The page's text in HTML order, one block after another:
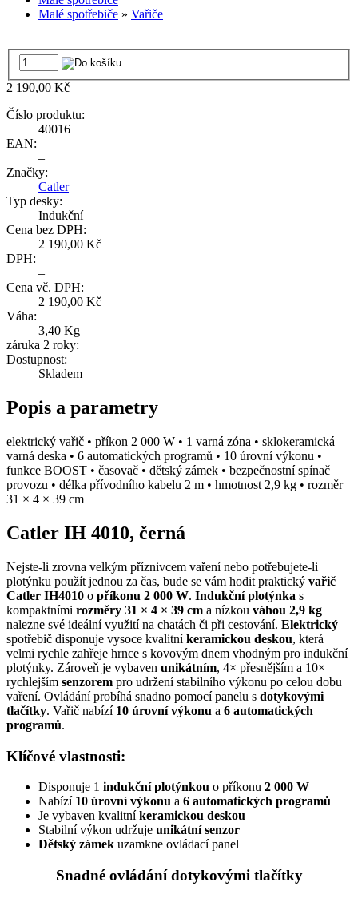
Malé spotřebiče » Vařiče
2 190,00 Kč
Číslo produktu:
40016
EAN:
–
Značky:
Catler
Typ desky:
Indukční
Cena bez DPH:
2 190,00 Kč
DPH:
–
Cena vč. DPH:
2 190,00 Kč
Váha:
3,40 Kg
záruka 2 roky:
Dostupnost:
Skladem
Popis a parametry
elektrický vařič • příkon 2 000 W • 1 varná zóna • sklokeramická
varná deska • 6 automatických programů • 10 úrovní výkonu •
funkce BOOST • časovač • dětský zámek • bezpečnostní spínač
provozu • délka přívodního kabelu 2 m • hmotnost 2,9 kg • rozměr
31 × 4 × 39 cm
Catler IH 4010, černá
Nejste-li zrovna velkým příznivcem vaření nebo potřebujete-li
plotýnku použít jednou za čas, bude se vám hodit praktický vařič
Catler IH4010 o příkonu 2 000 W. Indukčníplotýnka s
kompaktními rozměry 31 × 4 × 39 cm a nízkou váhou 2,9 kg
nalezne své ideální využití na chatách či při cestování. Elektrický
spotřebič disponuje vysoce kvalitníkeramickou deskou, která
velmi rychle zahřeje hrnce s kovovým dnem vhodným pro indukční
plotýnky. Zároveň je vybaven unikátním, 4× přesnějším a 10×
rychlejším senzorem pro udržení stabilního výkonu po celou dobu
vaření. Ovládání probíhá snadno pomocí panelu s dotykovými
tlačítky. Vařič nabízí 10 úrovní výkonu a 6 automatických
programů.
Klíčové vlastnosti:
Disponuje 1 indukční plotýnkou o příkonu 2 000 W
Nabízí 10 úrovní výkonu a 6 automatických programů
Je vybaven kvalitníkeramickou deskou
Stabilní výkon udržuje unikátní senzor
Dětský zámek uzamkne ovládací panel
Snadné ovládání dotykovými tlačítky